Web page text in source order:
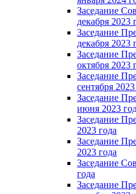
Заседание
декабря 2023
Заседание
декабря 2023
Заседание
октября 2023
Заседание
сентября
Заседание
июня 2023
Заседание
2023 года
Заседание
2023 года
Заседание
года
Заседание